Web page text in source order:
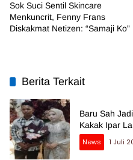
Sok Suci Sentil Skincare
Menkuncrit, Fenny Frans
Diskakmat Netizen: “Samaji Ko”
Berita Terkait
Baru Sah
Kakak Ipar
News
1 Juli